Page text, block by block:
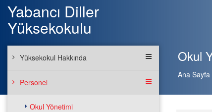
Okul
Ana Sayfa
Yabancı Diller
Yüksekokulu
Yüksekokul Hakkında
Personel
Okul Yönetimi